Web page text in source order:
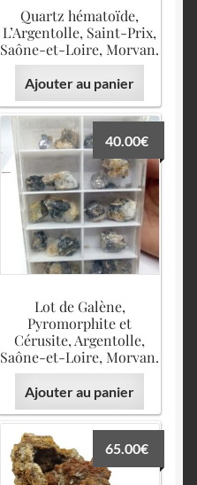
Quartz hématoïde,
L’Argentolle, Saint-Prix,
Saône-et-Loire, Morvan.
Ajouter au panier
Lot de Galène,
Pyromorphite et
Cérusite, Argentolle,
Saône-et-Loire, Morvan.
40.00€
Ajouter au panier
65.00€